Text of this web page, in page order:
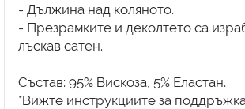
- Дължина над коляното.
- Презрамките и деколтето са
лъскав сатен.
Състав: 95% Вискоза, 5% Еластан.
*Вижте инструкциите за